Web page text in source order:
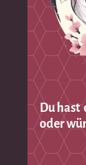
Du hast
oder